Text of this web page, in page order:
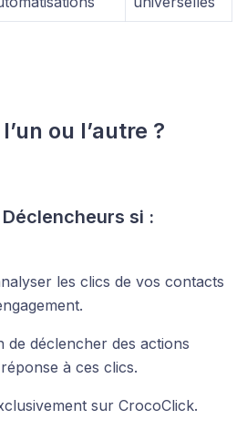
ou l’autre ?
si :
les clics de vos contacts
de déclencher des actions
à ces clics.
sur CrocoClick.